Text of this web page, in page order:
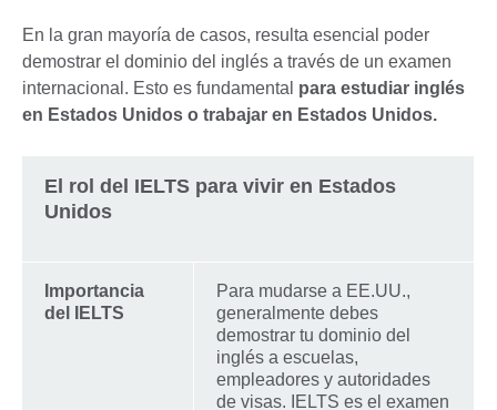
En la gran mayoría de casos, resulta esencial poder
demostrar el dominio del inglés a través de un examen
internacional. Esto es fundamental para estudiar inglés
en Estados Unidos o trabajar en Estados Unidos.
El rol del IELTS para vivir en Estados
Unidos
Importancia
del IELTS
Para mudarse a EE.UU.,
generalmente debes
demostrar tu dominio del
inglés a escuelas,
empleadores y autoridades
de visas. IELTS es el examen